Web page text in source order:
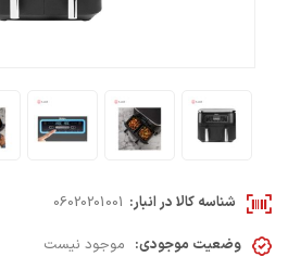
شناسه کالا در انبار: 06020201001
وضعیت موجودی: موجود نیست